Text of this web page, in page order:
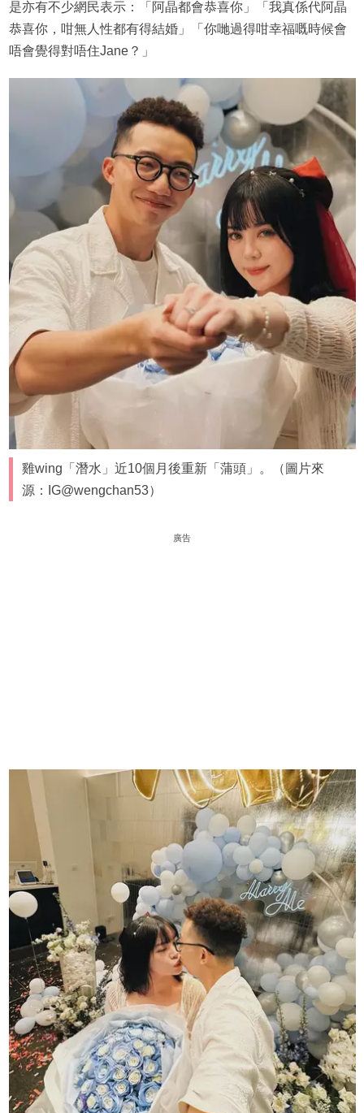
是亦有不少網民表示：「阿晶都會恭喜你」「我真係代阿晶
恭喜你，咁無人性都有得結婚」「你哋過得咁幸福嘅時候會
唔會覺得對唔住Jane？」
雞wing「潛水」近10個月後重新「蒲頭」。（圖片來
源：IG@wengchan53）
廣告